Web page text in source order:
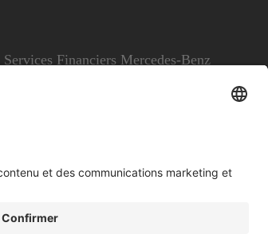
Services Financiers Mercedes-Benz